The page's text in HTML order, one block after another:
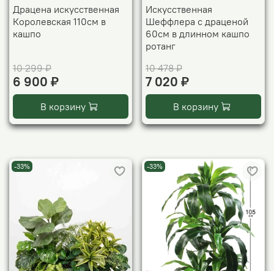
Драцена искусственная
Королевская 110см в
кашпо
10 299 ₽
6 900 ₽
В корзину
Искусственная
Шеффлера с драценой
60см в длинном кашпо
ротанг
10 478 ₽
7 020 ₽
В корзину
-33% -33%